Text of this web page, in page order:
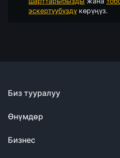
эскертүүбүздү көрүңүз.
Биз тууралуу
Өнүмдөр
Бизнес